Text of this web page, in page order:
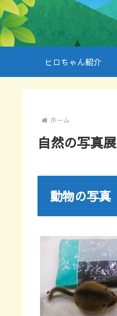
ヒロちゃん紹介
ホーム
自然の写真展
動物の写真